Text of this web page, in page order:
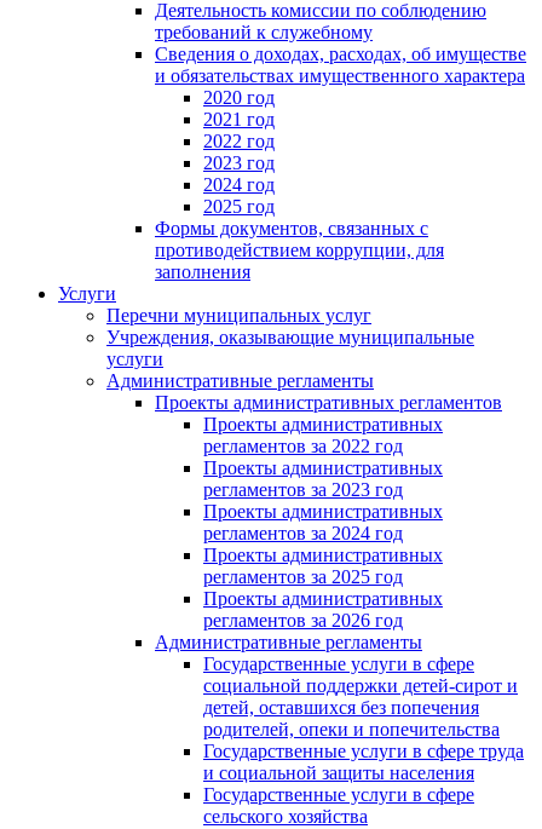
Деятельность комиссии по соблюдению
требований к служебному
Сведения о доходах, расходах, об имуществе
и обязательствах имущественного характера
2020 год
2021 год
2022 год
2023 год
2024 год
2025 год
Формы документов, связанных с
противодействием коррупции, для
заполнения
Услуги
Перечни муниципальных услуг
Учреждения, оказывающие муниципальные
услуги
Административные регламенты
Проекты административных регламентов
Проекты административных
регламентов за 2022 год
Проекты административных
регламентов за 2023 год
Проекты административных
регламентов за 2024 год
Проекты административных
регламентов за 2025 год
Проекты административных
регламентов за 2026 год
Административные регламенты
Государственные услуги в сфере
социальной поддержки детей-сирот и
детей, оставшихся без попечения
родителей, опеки и попечительства
Государственные услуги в сфере труда
и социальной защиты населения
Государственные услуги в сфере
сельского хозяйства